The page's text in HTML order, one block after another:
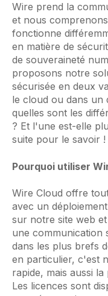
Wire prend la
et nous
fonctionne
en matière de
de souveraineté
proposons notre
sécurisée en deux
le cloud ou dans un
quelles sont les
? Et l'une est-elle
suite pour le savoir !
Pourquoi utiliser
Wire Cloud offre
avec un
sur notre site web
une communication
dans les plus brefs
en particulier, c'est
rapide, mais aussi
Les licences sont